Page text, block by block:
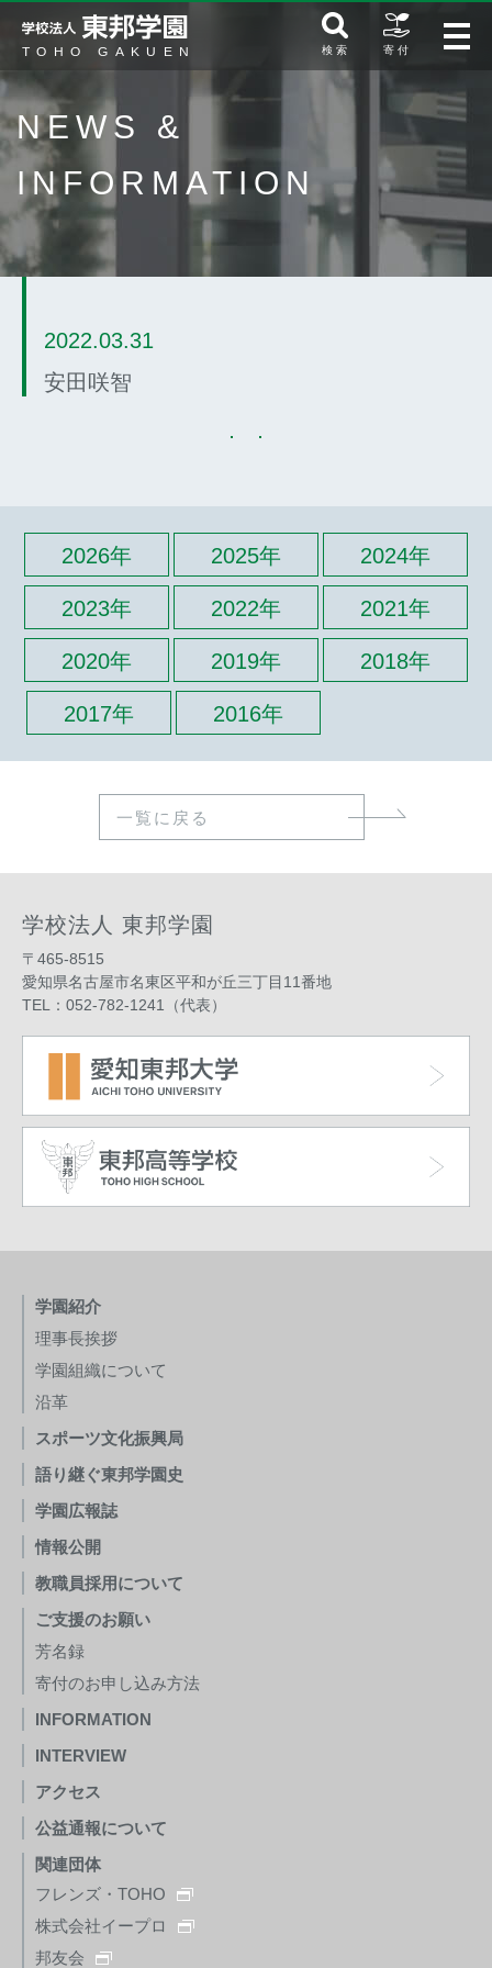
検 索 寄 付
NEWS &
INFORMATION
2022.03.31
安田咲智
2026年 2025年 2024年
2023年 2022年 2021年
2020年 2019年 2018年
2017年 2016年
一覧に戻る
学校法人 東邦学園
〒465-8515
愛知県名古屋市名東区平和が丘三丁目11番地
TEL：052-782-1241（代表）
学園紹介
理事長挨拶
学園組織について
沿革
スポーツ文化振興局
語り継ぐ東邦学園史
学園広報誌
情報公開
教職員採用について
ご支援のお願い
芳名録
寄付のお申し込み方法
INFORMATION
INTERVIEW
アクセス
公益通報について
関連団体
フレンズ・TOHO
株式会社イープロ
邦友会